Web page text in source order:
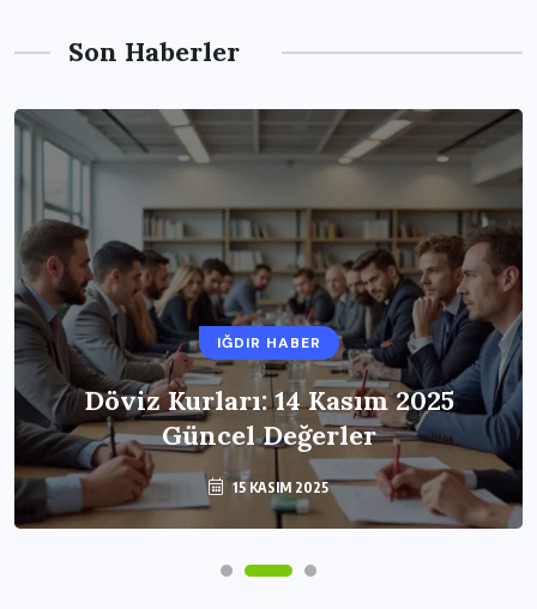
Son Haberler
IĞDIR HABER
Döviz Kurları: 14 Kasım 2025
Güncel Değerler
15 KASIM 2025